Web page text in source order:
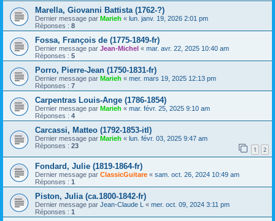
Marella, Giovanni Battista (1762-?)
Dernier message par Marieh « lun. janv. 19, 2026 2:01 pm
Réponses : 8
Fossa, François de (1775-1849-fr)
Dernier message par Jean-Michel « mar. avr. 22, 2025 10:40 am
Réponses : 5
Porro, Pierre-Jean (1750-1831-fr)
Dernier message par Marieh « mer. mars 19, 2025 12:13 pm
Réponses : 7
Carpentras Louis-Ange (1786-1854)
Dernier message par Marieh « mar. févr. 25, 2025 9:10 am
Réponses : 4
Carcassi, Matteo (1792-1853-itl)
Dernier message par Marieh « lun. févr. 03, 2025 9:47 am
Réponses : 23 1 2
Fondard, Julie (1819-1864-fr)
Dernier message par ClassicGuitare « sam. oct. 26, 2024 10:49 am
Réponses : 1
Piston, Julia (ca.1800-1842-fr)
Dernier message par Jean-Claude L « mer. oct. 09, 2024 3:11 pm
Réponses : 1